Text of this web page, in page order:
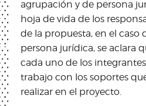
agrupación y de persona
hoja de vida de los
de la propuesta, en el caso
persona jurídica, se aclara
cada uno de los
trabajo con los soportes
realizar en el proyecto.